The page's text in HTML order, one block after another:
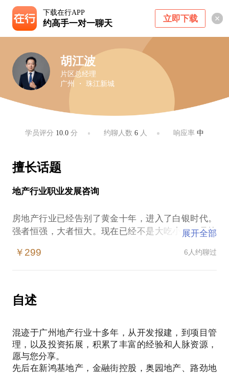
下载在行APP
约高手一对一聊天 立即下载
胡江波
片区总经理
广州 ・ 珠江新城
学员评分 10.0 分 约聊人数 6人 响应率 中
擅长话题
地产行业职业发展咨询
房地产行业已经告别了黄金十年，进入了白银时代。
强者恒强，大者恒大。现在已经不是大吃小，而是快
才竞争也是愈演愈烈。
良好发展机会？
愿在此与各位分享：
针对定位目标，制定逐步实施方案：学习以及工作指
导；
展开全部
￥299 6人约聊过
自述
混迹于广州地产行业十多年，从开发报建，到项目管
理，以及投资拓展，积累了丰富的经验和人脉资源，
愿与您分享。
先后在新鸿基地产，金融街控股，奥园地产、路劲地